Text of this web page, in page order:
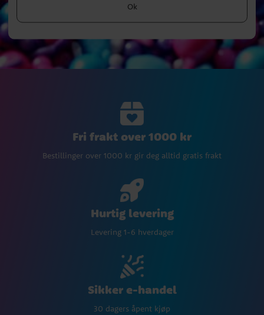
Ok
Fri frakt over 1000 kr
Bestillinger over 1000 kr gir deg alltid gratis frakt
Hurtig levering
Levering 1-6 hverdager
Sikker e-handel
30 dagers åpent kjøp